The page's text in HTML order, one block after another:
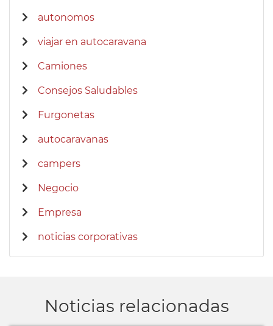
autonomos
viajar en autocaravana
Camiones
Consejos Saludables
Furgonetas
autocaravanas
campers
Negocio
Empresa
noticias corporativas
Noticias relacionadas